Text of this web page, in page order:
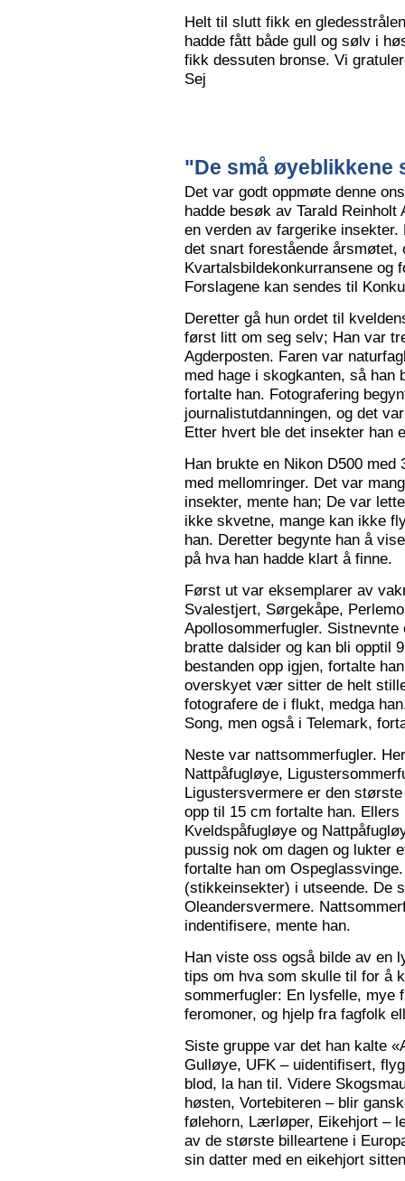
Helt til slutt fikk en
hadde fått både gull og sølv i
fikk dessuten bronse. Vi
Sej
"De små øyeblikkene
Det var godt oppmøte denne
hadde besøk av Tarald
en verden av fargerike
det snart forestående
Kvartalsbildekonkurransene og
Forslagene kan sendes til
Deretter gå hun ordet til
først litt om seg selv; Han var
Agderposten. Faren var
med hage i skogkanten, så han
fortalte han. Fotografering
journalistutdanningen, og det
Etter hvert ble det insekter han
Han brukte en Nikon D500
med mellomringer. Det var
insekter, mente han; De var
ikke skvetne, mange kan ikke
han. Deretter begynte han å
på hva han hadde klart å finne.
Først ut var eksemplarer av
Svalestjert, Sørgekåpe,
Apollosommerfugler.
bratte dalsider og kan bli opptil
bestanden opp igjen, fortalte
overskyet vær sitter de helt
fotografere de i flukt, medga
Song, men også i Telemark,
Neste var nattsommerfugler.
Nattpåfugløye,
Ligustersvermere er den
opp til 15 cm fortalte han.
Kveldspåfugløye og
pussig nok om dagen og lukter
fortalte han om
(stikkeinsekter) i utseende. De
Oleandersvermere.
indentifisere, mente han.
Han viste oss også bilde av en
tips om hva som skulle til for å
sommerfugler: En lysfelle, mye
feromoner, og hjelp fra fagfolk
Siste gruppe var det han kalte
Gulløye, UFK – uidentifisert,
blod, la han til. Videre
høsten, Vortebiteren – blir
følehorn, Lærløper, Eikehjort –
av de største billeartene i
sin datter med en eikehjort